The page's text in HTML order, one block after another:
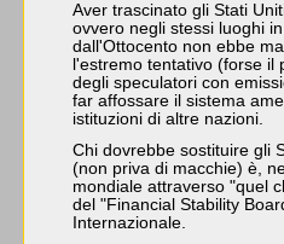
Aver trascinato gli Stati
ovvero negli stessi luoghi
dall'Ottocento non ebbe
l'estremo tentativo (forse il
degli speculatori con
far affossare il sistema
istituzioni di altre nazioni.
Chi dovrebbe sostituire gli
(non priva di macchie) è,
mondiale attraverso "quel
del "Financial Stability
Internazionale.